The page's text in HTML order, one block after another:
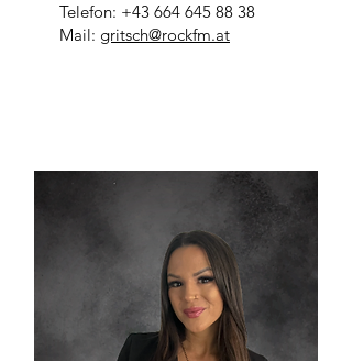
Telefon: +43 664 645 88 38
Mail: gritsch@rockfm.at